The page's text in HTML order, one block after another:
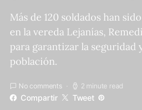
Más de 120 soldados han
en la vereda Lejanías,
para garantizar la seguridad
población.
No comments 2 minute read
Compartir Tweet